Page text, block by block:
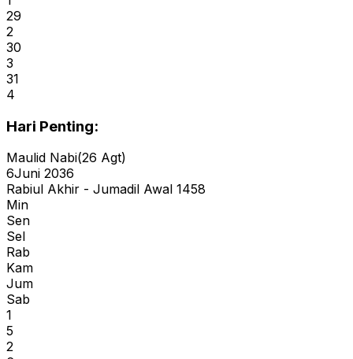
29
2
30
3
31
4
Hari Penting:
Maulid Nabi(26 Agt)
6Juni 2036
Rabiul Akhir - Jumadil Awal 1458
Min
Sen
Sel
Rab
Kam
Jum
Sab
1
5
2